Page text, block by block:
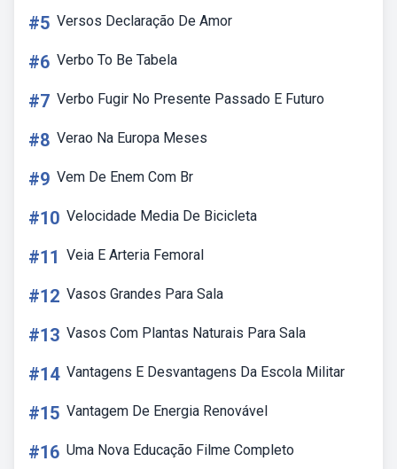
#5 Versos Declaração De Amor
#6 Verbo To Be Tabela
#7 Verbo Fugir No Presente Passado E Futuro
#8 Verao Na Europa Meses
#9 Vem De Enem Com Br
#10 Velocidade Media De Bicicleta
#11 Veia E Arteria Femoral
#12 Vasos Grandes Para Sala
#13 Vasos Com Plantas Naturais Para Sala
#14 Vantagens E Desvantagens Da Escola Militar
#15 Vantagem De Energia Renovável
#16 Uma Nova Educação Filme Completo